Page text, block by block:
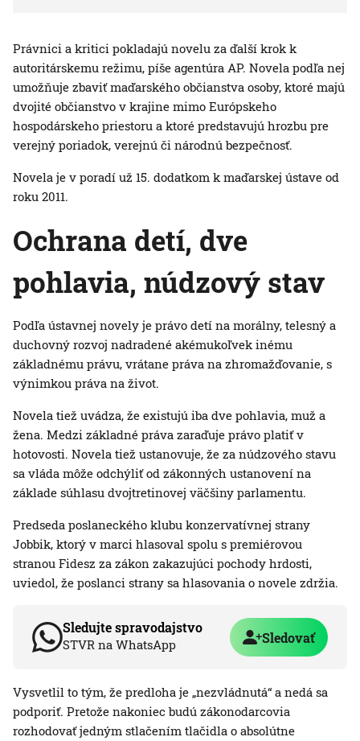
Právnici a kritici pokladajú novelu za ďalší krok k
autoritárskemu režimu, píše agentúra AP. Novela podľa nej
umožňuje zbaviť maďarského občianstva osoby, ktoré majú
dvojité občianstvo v krajine mimo Európskeho
hospodárskeho priestoru a ktoré predstavujú hrozbu pre
verejný poriadok, verejnú či národnú bezpečnosť.
Novela je v poradí už 15. dodatkom k maďarskej ústave od
roku 2011.
Ochrana detí, dve
pohlavia, núdzový stav
Podľa ústavnej novely je právo detí na morálny, telesný a
duchovný rozvoj nadradené akémukoľvek inému
základnému právu, vrátane práva na zhromažďovanie, s
výnimkou práva na život.
Novela tiež uvádza, že existujú iba dve pohlavia, muž a
žena. Medzi základné práva zaraďuje právo platiť v
hotovosti. Novela tiež ustanovuje, že za núdzového stavu
sa vláda môže odchýliť od zákonných ustanovení na
základe súhlasu dvojtretinovej väčšiny parlamentu.
Predseda poslaneckého klubu konzervatívnej strany
Jobbik, ktorý v marci hlasoval spolu s premiérovou
stranou Fidesz za zákon zakazujúci pochody hrdosti,
uviedol, že poslanci strany sa hlasovania o novele zdržia.
Sledujte spravodajstvo
STVR na WhatsApp Sledovať
Vysvetlil to tým, že predloha je „nezvládnutá“ a nedá sa
podporiť. Pretože nakoniec budú zákonodarcovia
rozhodovať jedným stlačením tlačidla o absolútne